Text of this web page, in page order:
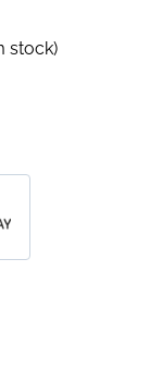
stock)